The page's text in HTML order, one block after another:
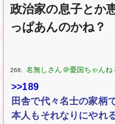
政治家の息子とか
っぱあんのかね？
266:
>>189
田舎で代々名士の家柄
本人もそれなりにやれ